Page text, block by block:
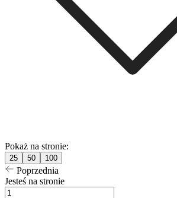
Pokaż na stronie:
25 50 100
Poprzednia
Jesteś na stronie